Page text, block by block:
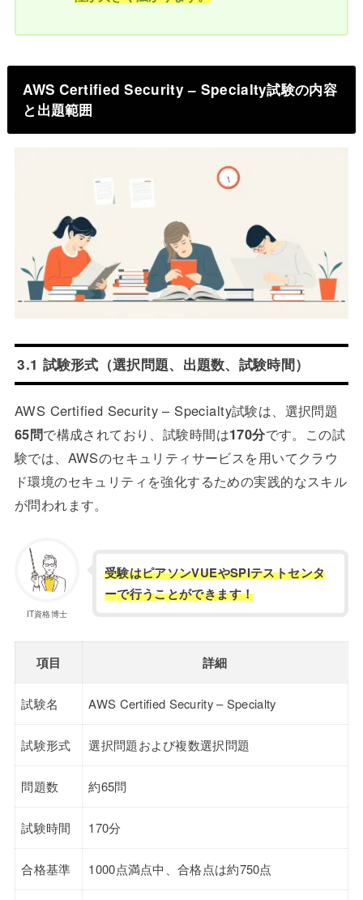
AWS Certified Security – Specialty試験の内容
と出題範囲
3.1 試験形式（選択問題、出題数、試験時間）
AWS Certified Security – Specialty試験は、選択問題
65問で構成されており、試験時間は170分です。この試
験では、AWSのセキュリティサービスを用いてクラウ
ド環境のセキュリティを強化するための実践的なスキル
が問われます。
IT資格博士
受験はピアソンVUEやSPIテストセンタ
ーで行うことができます！
項目 詳細
試験名 AWS Certified Security – Specialty
試験形式 選択問題および複数選択問題
問題数 約65問
試験時間 170分
合格基準 1000点満点中、合格点は約750点